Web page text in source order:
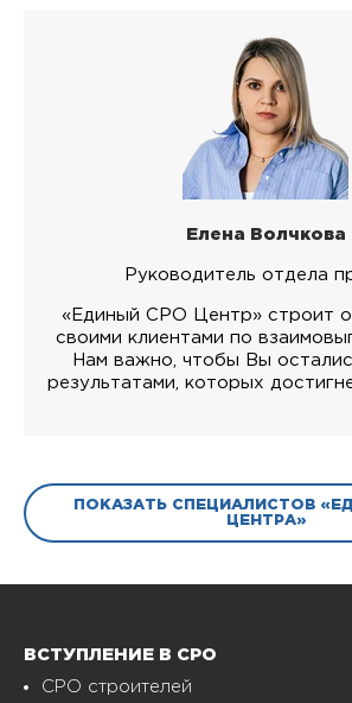
Елена Волчкова
Руководитель отдела
«Единый СРО Центр» строит
своими клиентами по
Нам важно, чтобы Вы
результатами, которых
ПОКАЗАТЬ СПЕЦИАЛИСТОВ
ЦЕНТРА»
ВСТУПЛЕНИЕ В СРО
СРО строителей